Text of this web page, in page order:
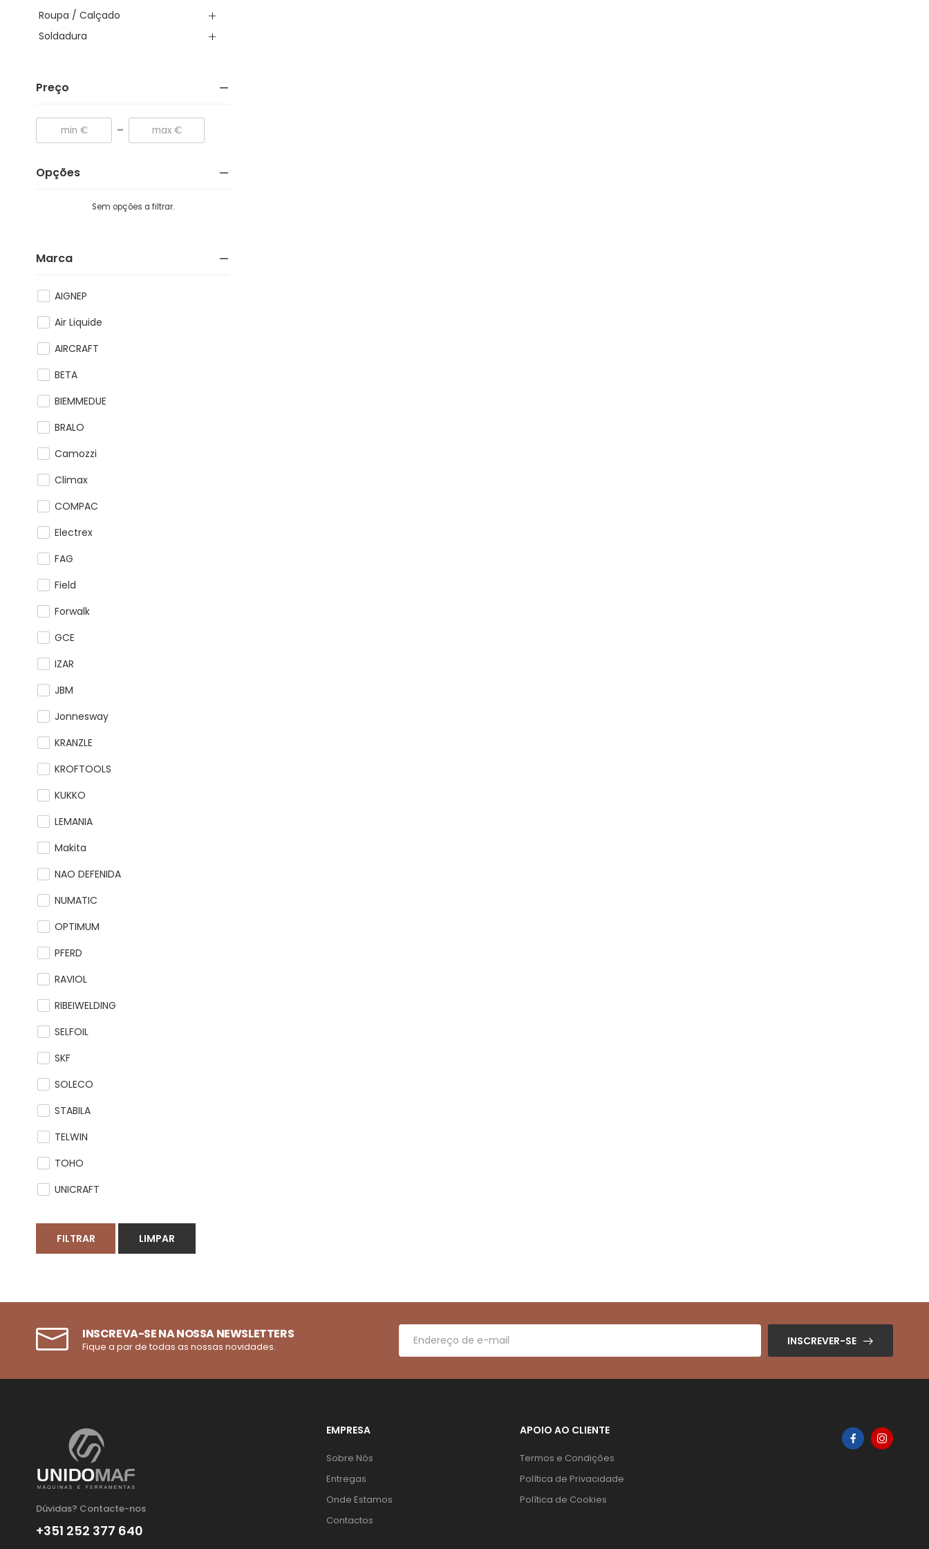
Roupa / Calçado
Soldadura
Preço
-
Opções
Sem opções a filtrar.
Marca
AIGNEP
Air Liquide
AIRCRAFT
BETA
BIEMMEDUE
BRALO
Camozzi
Climax
COMPAC
Electrex
FAG
Field
Forwalk
GCE
IZAR
JBM
Jonnesway
KRANZLE
KROFTOOLS
KUKKO
LEMANIA
Makita
NAO DEFENIDA
NUMATIC
OPTIMUM
PFERD
RAVIOL
RIBEIWELDING
SELFOIL
SKF
SOLECO
STABILA
TELWIN
TOHO
UNICRAFT
FILTRAR LIMPAR
INSCREVA-SE NA NOSSA NEWSLETTERS
Fique a par de todas as nossas novidades. INSCREVER-SE
Dúvidas? Contacte-nos
+351 252 377 640
EMPRESA
Sobre Nós
Entregas
Onde Estamos
Contactos
APOIO AO CLIENTE
Termos e Condições
Política de Privacidade
Política de Cookies